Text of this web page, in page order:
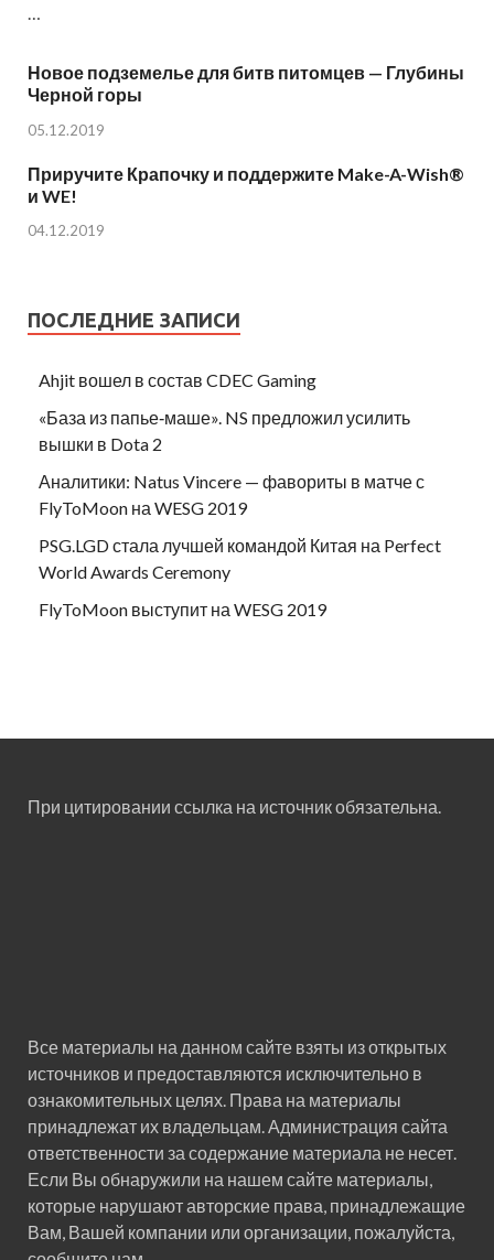
…
Новое подземелье для битв питомцев — Глубины
Черной горы
05.12.2019
Приручите Крапочку и поддержите Make-A-Wish®
и WE!
04.12.2019
ПОСЛЕДНИЕ ЗАПИСИ
Ahjit вошел в состав CDEC Gaming
«База из папье‑маше». NS предложил усилить
вышки в Dota 2
Аналитики: Natus Vincere — фавориты в матче с
FlyToMoon на WESG 2019
PSG.LGD стала лучшей командой Китая на Perfect
World Awards Ceremony
FlyToMoon выступит на WESG 2019
При цитировании ссылка на источник обязательна.
Все материалы на данном сайте взяты из открытых
источников и предоставляются исключительно в
ознакомительных целях. Права на материалы
принадлежат их владельцам. Администрация сайта
ответственности за содержание материала не несет.
Если Вы обнаружили на нашем сайте материалы,
которые нарушают авторские права, принадлежащие
Вам, Вашей компании или организации, пожалуйста,